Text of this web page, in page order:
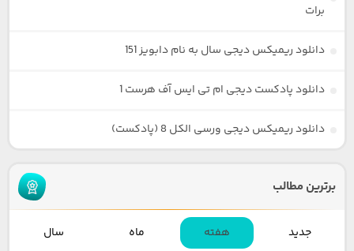
برات
دانلود ریمیکس دیجی سال به نام دابویز 151
دانلود پادکست دیجی ام تی ایس آف هرست 1
دانلود ریمیکس دیجی ورسی الکل 8 (پادکست)
برترین مطالب
جدید هفته ماه سال